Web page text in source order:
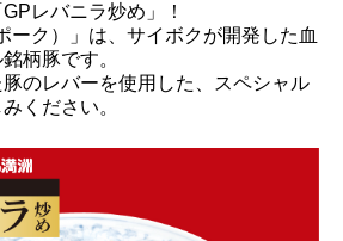
レバニラ炒め」！
ーク）」は、サイボクが開発した血
柄豚です。
のレバーを使用した、スペシャル
ください。